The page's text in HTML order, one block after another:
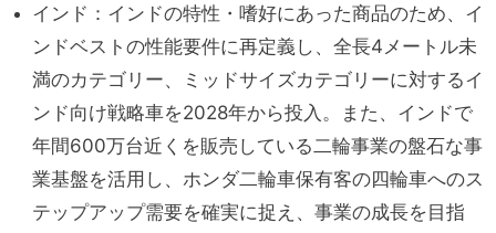
インド：インドの特性・嗜好にあった商品のため、イ
ンドベストの性能要件に再定義し、全長4メートル未
満のカテゴリー、ミッドサイズカテゴリーに対するイ
ンド向け戦略車を2028年から投入。また、インドで
年間600万台近くを販売している二輪事業の盤石な事
業基盤を活用し、ホンダ二輪車保有客の四輪車へのス
テップアップ需要を確実に捉え、事業の成長を目指